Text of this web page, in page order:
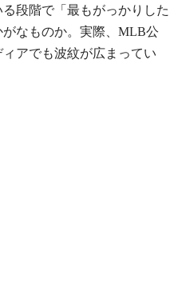
段階で「最もがっかりした
なものか。実際、MLB公
アでも波紋が広まってい